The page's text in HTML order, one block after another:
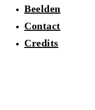
Beelden
Contact
Credits